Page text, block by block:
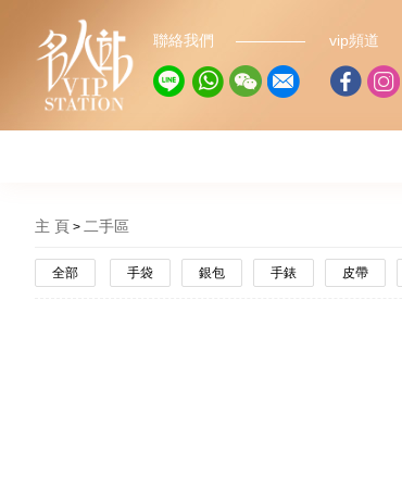
聯絡我們 vip頻道
主 頁 二手區
全部 手袋 銀包 手錶 皮帶